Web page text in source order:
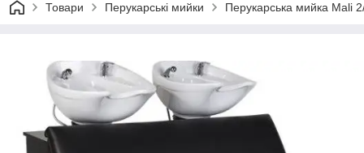
Товари Перукарські мийки Перукарська мийка Mali